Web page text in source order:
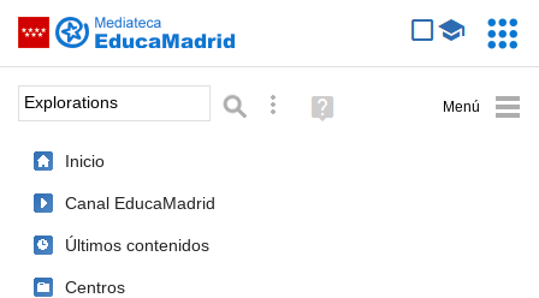
Saltar navegación
Palabra o frase: Búsqueda avanzada
Ayuda
(en
Inicio
Canal EducaMadrid
Últimos contenidos
Centros